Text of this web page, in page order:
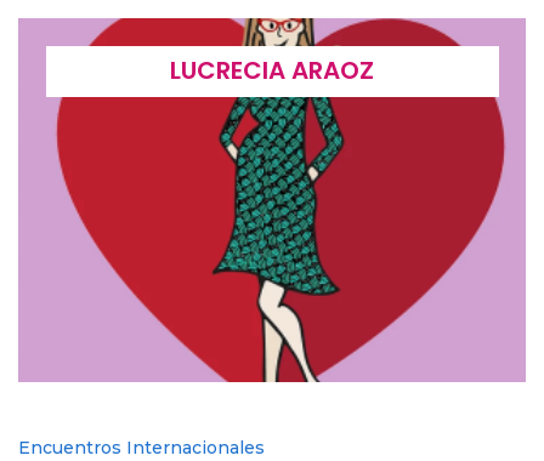
LUCRECIA ARAOZ
Encuentros Internacionales